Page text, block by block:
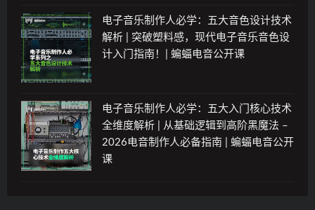
电子音乐制作人必学：五大音色设计技术
解析 | 突破塑料感，现代电子音乐音色设
计入门指南！| 蝙蝠电音公开课
电子音乐制作人必学：五大入门核心技术
全维度解析 | 从基础逻辑到高阶黑魔法 –
2026电音制作人必备指南 | 蝙蝠电音公开
课